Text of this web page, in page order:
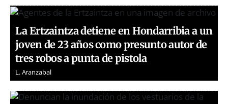
La Ertzaintza detiene en Hondarribia a un
joven de 23 años como presunto autor de
tres robos a punta de pistola
L. Aranzabal